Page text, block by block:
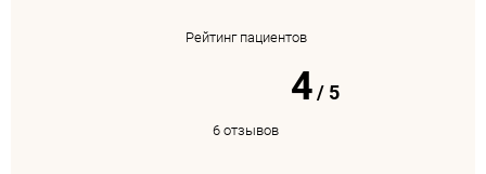
Рейтинг пациентов
4/5
6 отзывов